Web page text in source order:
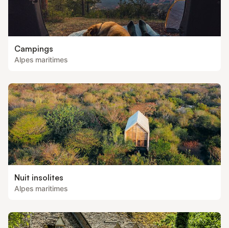
Campings
Alpes maritimes
Nuit insolites
Alpes maritimes